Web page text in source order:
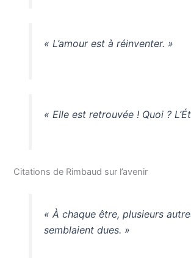
« L’amour est à réinventer. »
« Elle est retrouvée ! Quoi ?
Citations de Rimbaud sur l’avenir
« À chaque être, plusieurs
semblaient dues. »